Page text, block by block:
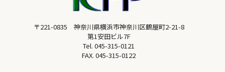
〒221-0835 神奈川県横浜市神奈川区鶴屋町2-21-8
第1安田ビル7F
Tel. 045-315-0121
FAX. 045-315-0122